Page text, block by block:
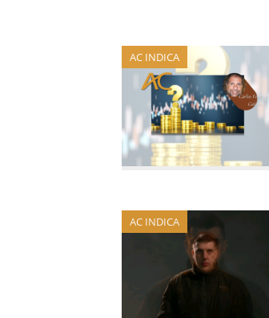
AC INDICA
AC INDICA